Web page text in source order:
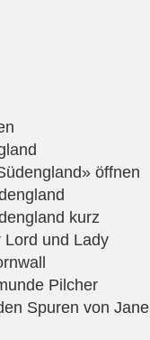
öffnen
kurz
Lord und Lady
Pilcher
Spuren von Jane